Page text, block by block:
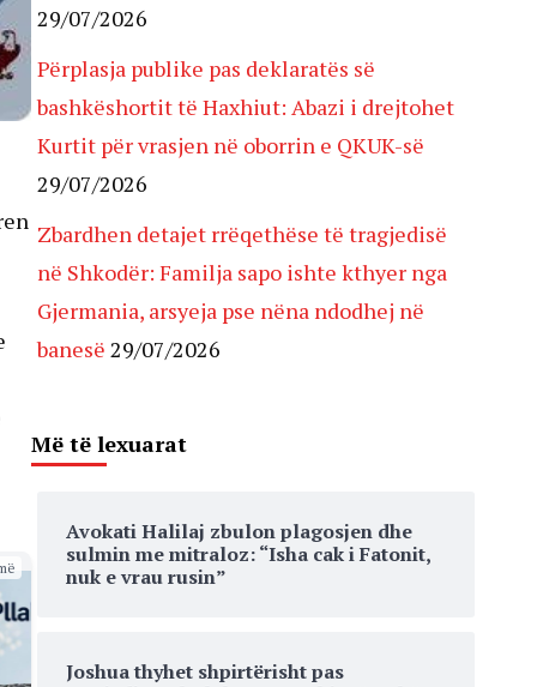
29/07/2026
Përplasja publike pas deklaratës së
bashkëshortit të Haxhiut: Abazi i drejtohet
Kurtit për vrasjen në oborrin e QKUK-së
29/07/2026
Zbardhen detajet rrëqethëse të tragjedisë
në Shkodër: Familja sapo ishte kthyer nga
Gjermania, arsyeja pse nëna ndodhej në
banesë 29/07/2026
Më të lexuarat
Avokati Halilaj zbulon plagosjen dhe
sulmin me mitraloz: “Isha cak i Fatonit,
nuk e vrau rusin”
Joshua thyhet shpirtërisht pas